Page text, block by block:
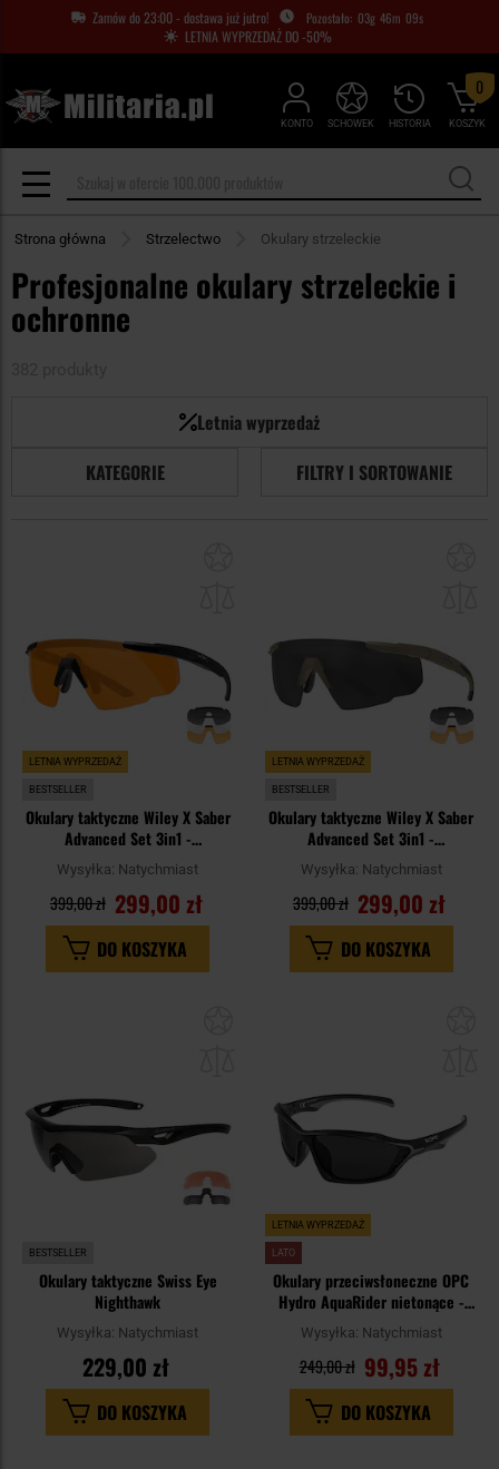
Zamów do 23:00 - dostawa już jutro! 03g 46m 08s
LETNIA WYPRZEDAŻ DO -50%
KONTO HISTORIA
SCHOWEK KOSZYK
0
Strona główna Strzelectwo Okulary strzeleckie
Profesjonalne okulary strzeleckie i
ochronne
Letnia wyprzedaż
KATEGORIE
FILTRY I SORTOWANIE
LETNIA WYPRZEDAŻ
BESTSELLER
Okulary taktyczne Wiley X Saber
Advanced Set 3in1 -
Grey/Clear/Light Rust/Matte
Black
Wysyłka: Natychmiast
299,00 zł
399,00 zł
DO KOSZYKA
LETNIA WYPRZEDAŻ
BESTSELLER
Okulary taktyczne Wiley X Saber
Advanced Set 3in1 -
Grey/Clear/Light Rust/Matte Tan
Wysyłka: Natychmiast
299,00 zł
399,00 zł
DO KOSZYKA
BESTSELLER
Okulary taktyczne Swiss Eye
Nighthawk
Wysyłka: Natychmiast
229,00 zł
DO KOSZYKA
LETNIA WYPRZEDAŻ
LATO
Okulary przeciwsłoneczne OPC
Hydro AquaRider nietonące -
Black/Grey Smoke
Wysyłka: Natychmiast
99,95 zł
249,00 zł
DO KOSZYKA